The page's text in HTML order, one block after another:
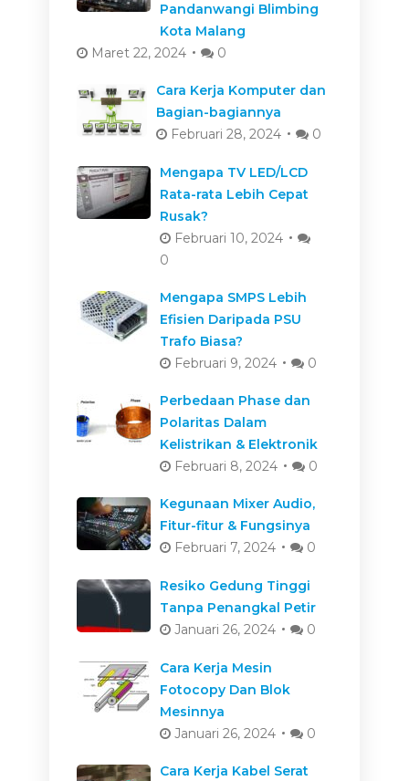
Pandanwangi Blimbing
Kota Malang
Maret 22, 2024
0
Cara Kerja Komputer dan
Bagian-bagiannya
Februari 28, 2024
0
Mengapa TV LED/LCD
Rata-rata Lebih Cepat
Rusak?
Februari 10, 2024
0
Mengapa SMPS Lebih
Efisien Daripada PSU
Trafo Biasa?
Februari 9, 2024
0
Perbedaan Phase dan
Polaritas Dalam
Kelistrikan & Elektronik
Februari 8, 2024
0
Kegunaan Mixer Audio,
Fitur-fitur & Fungsinya
Februari 7, 2024
0
Resiko Gedung Tinggi
Tanpa Penangkal Petir
Januari 26, 2024
0
Cara Kerja Mesin
Fotocopy Dan Blok
Mesinnya
Januari 26, 2024
0
Cara Kerja Kabel Serat